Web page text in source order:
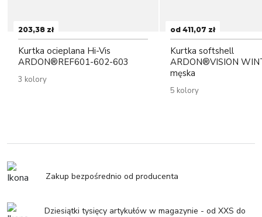
203,38 zł
Kurtka ocieplana Hi-Vis
ARDON®REF601-602-603
3 kolory
od 411,07 zł
Kurtka softshell
ARDON®VISION
męska
5 kolory
Zakup bezpośrednio od producenta
Dziesiątki tysięcy artykułów w magazynie - od XXS do